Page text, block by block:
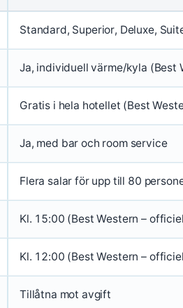
Standard, Superior, Deluxe,
Ja, individuell värme/kyla (Best
Gratis i hela hotellet (Best
Ja, med bar och room service
Flera salar för upp till 80
Kl. 15:00 (Best Western –
Kl. 12:00 (Best Western –
Tillåtna mot avgift